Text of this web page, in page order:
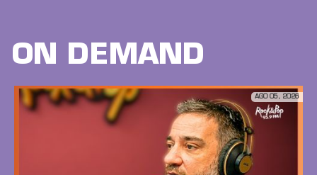
ON DEMAND
AGO 05, 2026